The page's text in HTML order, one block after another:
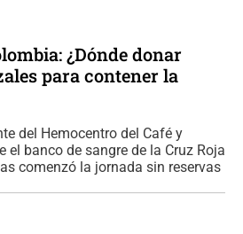
¿Dónde donar
para contener la
del Hemocentro del Café y
el banco de sangre de la Cruz Roja
comenzó la jornada sin reservas